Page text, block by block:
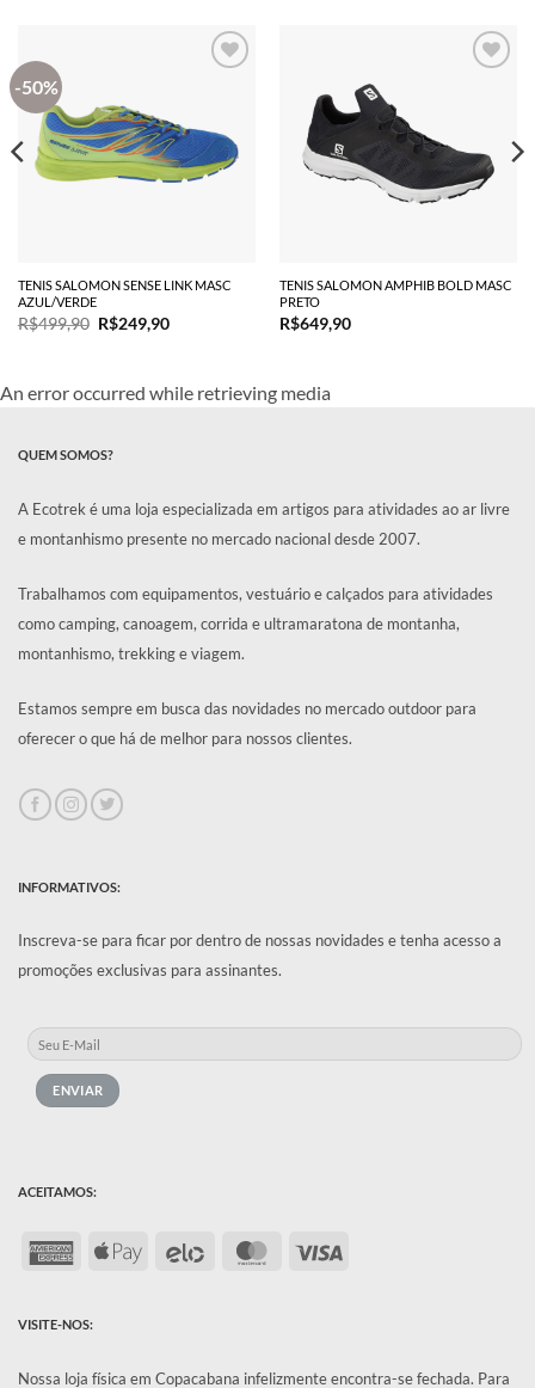
-50%
TENIS SALOMON SENSE LINK MASC
AZUL/VERDE
R$499,90 O
R$499,90.
R$249,90O
R$249,90.
TENIS SALOMON AMPHIB BOLD MASC
PRETO
R$649,90
An error occurred while retrieving media
QUEM SOMOS?
A Ecotrek é uma loja especializada em artigos para atividades ao ar livre
e montanhismo presente no mercado nacional desde 2007.
Trabalhamos com equipamentos, vestuário e calçados para atividades
como camping, canoagem, corrida e ultramaratona de montanha,
montanhismo, trekking e viagem.
Estamos sempre em busca das novidades no mercado outdoor para
oferecer o que há de melhor para nossos clientes.
VISITE-NOS:
Nossa loja física em Copacabana infelizmente encontra-se fechada. Para
INFORMATIVOS:
Inscreva-se para ficar por dentro de nossas novidades e tenha acesso a
promoções exclusivas para assinantes.
ACEITAMOS:
AmericanApple
MasterCard